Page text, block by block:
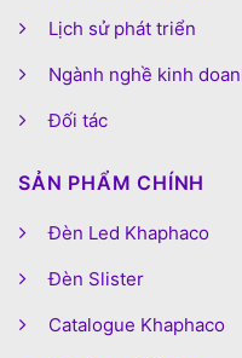
Lịch sử phát triển
Ngành nghề kinh
Đối tác
SẢN PHẨM CHÍNH
Đèn Led Khaphaco
Đèn Slister
Catalogue Khaphaco